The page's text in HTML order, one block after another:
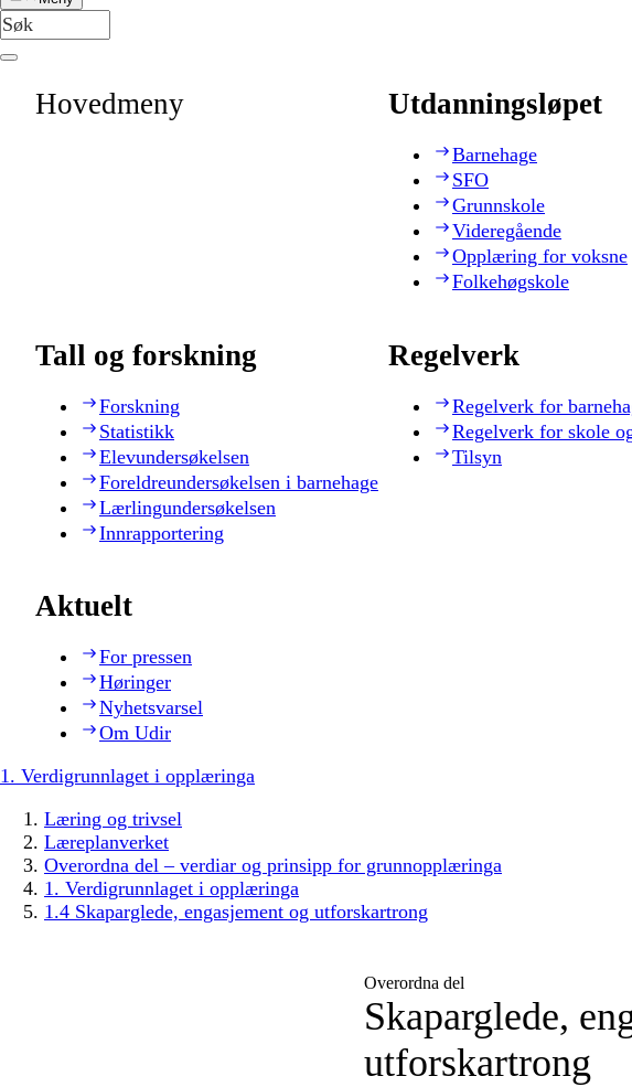
Hovedmeny Utdanningsløpet
Barnehage
SFO
Grunnskole
Videregående
Opplæring for voksne
Folkehøgskole
Tall og forskning
Forskning
Statistikk
Elevundersøkelsen
Foreldreundersøkelsen i barnehage
Lærlingundersøkelsen
Innrapportering
Regelverk
Regelverk for
Regelverk for skole
Tilsyn
Aktuelt
For pressen
Høringer
Nyhetsvarsel
Om Udir
1. Verdigrunnlaget i opplæringa
Læring og trivsel
Læreplanverket
Overordna del – verdiar og prinsipp for grunnopplæringa
1. Verdigrunnlaget i opplæringa
1.4 Skaparglede, engasjement og utforskartrong
Overordna del
Skaparglede,
utforskartrong